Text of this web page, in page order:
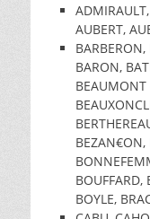
AUBERT,
BARON,
BEAUMONT
BEZAN€ON,
BOUFFARD,
BOYLE,